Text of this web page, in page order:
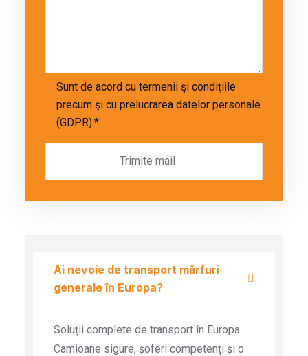
Sunt de acord cu termenii şi condiţiile
precum şi cu prelucrarea datelor personale
(GDPR).*
Ai nevoie de transport mărfuri
generale în Europa?
Soluții complete de transport în Europa.
Camioane sigure, șoferi competenți și o